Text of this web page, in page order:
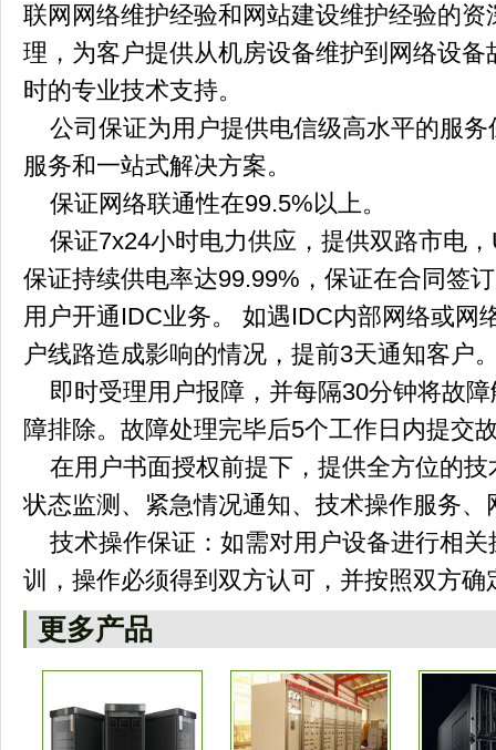
联网网络维护经验和网站建设维护经验的
理，为客户提供从机房设备维护到网络设
时的专业技术支持。
公司保证为用户提供电信级高水平的服务
服务和一站式解决方案。
保证网络联通性在99.5%以上。
保证7x24小时电力供应，提供双路市电
保证持续供电率达99.99%，保证在合同签
用户开通IDC业务。 如遇IDC内部网络或网
户线路造成影响的情况，提前3天通知客户
即时受理用户报障，并每隔30分钟将故
障排除。故障处理完毕后5个工作日内提交
在用户书面授权前提下，提供全方位的技
状态监测、紧急情况通知、技术操作服务
技术操作保证：如需对用户设备进行相关
训，操作必须得到双方认可，并按照双方确
更多产品